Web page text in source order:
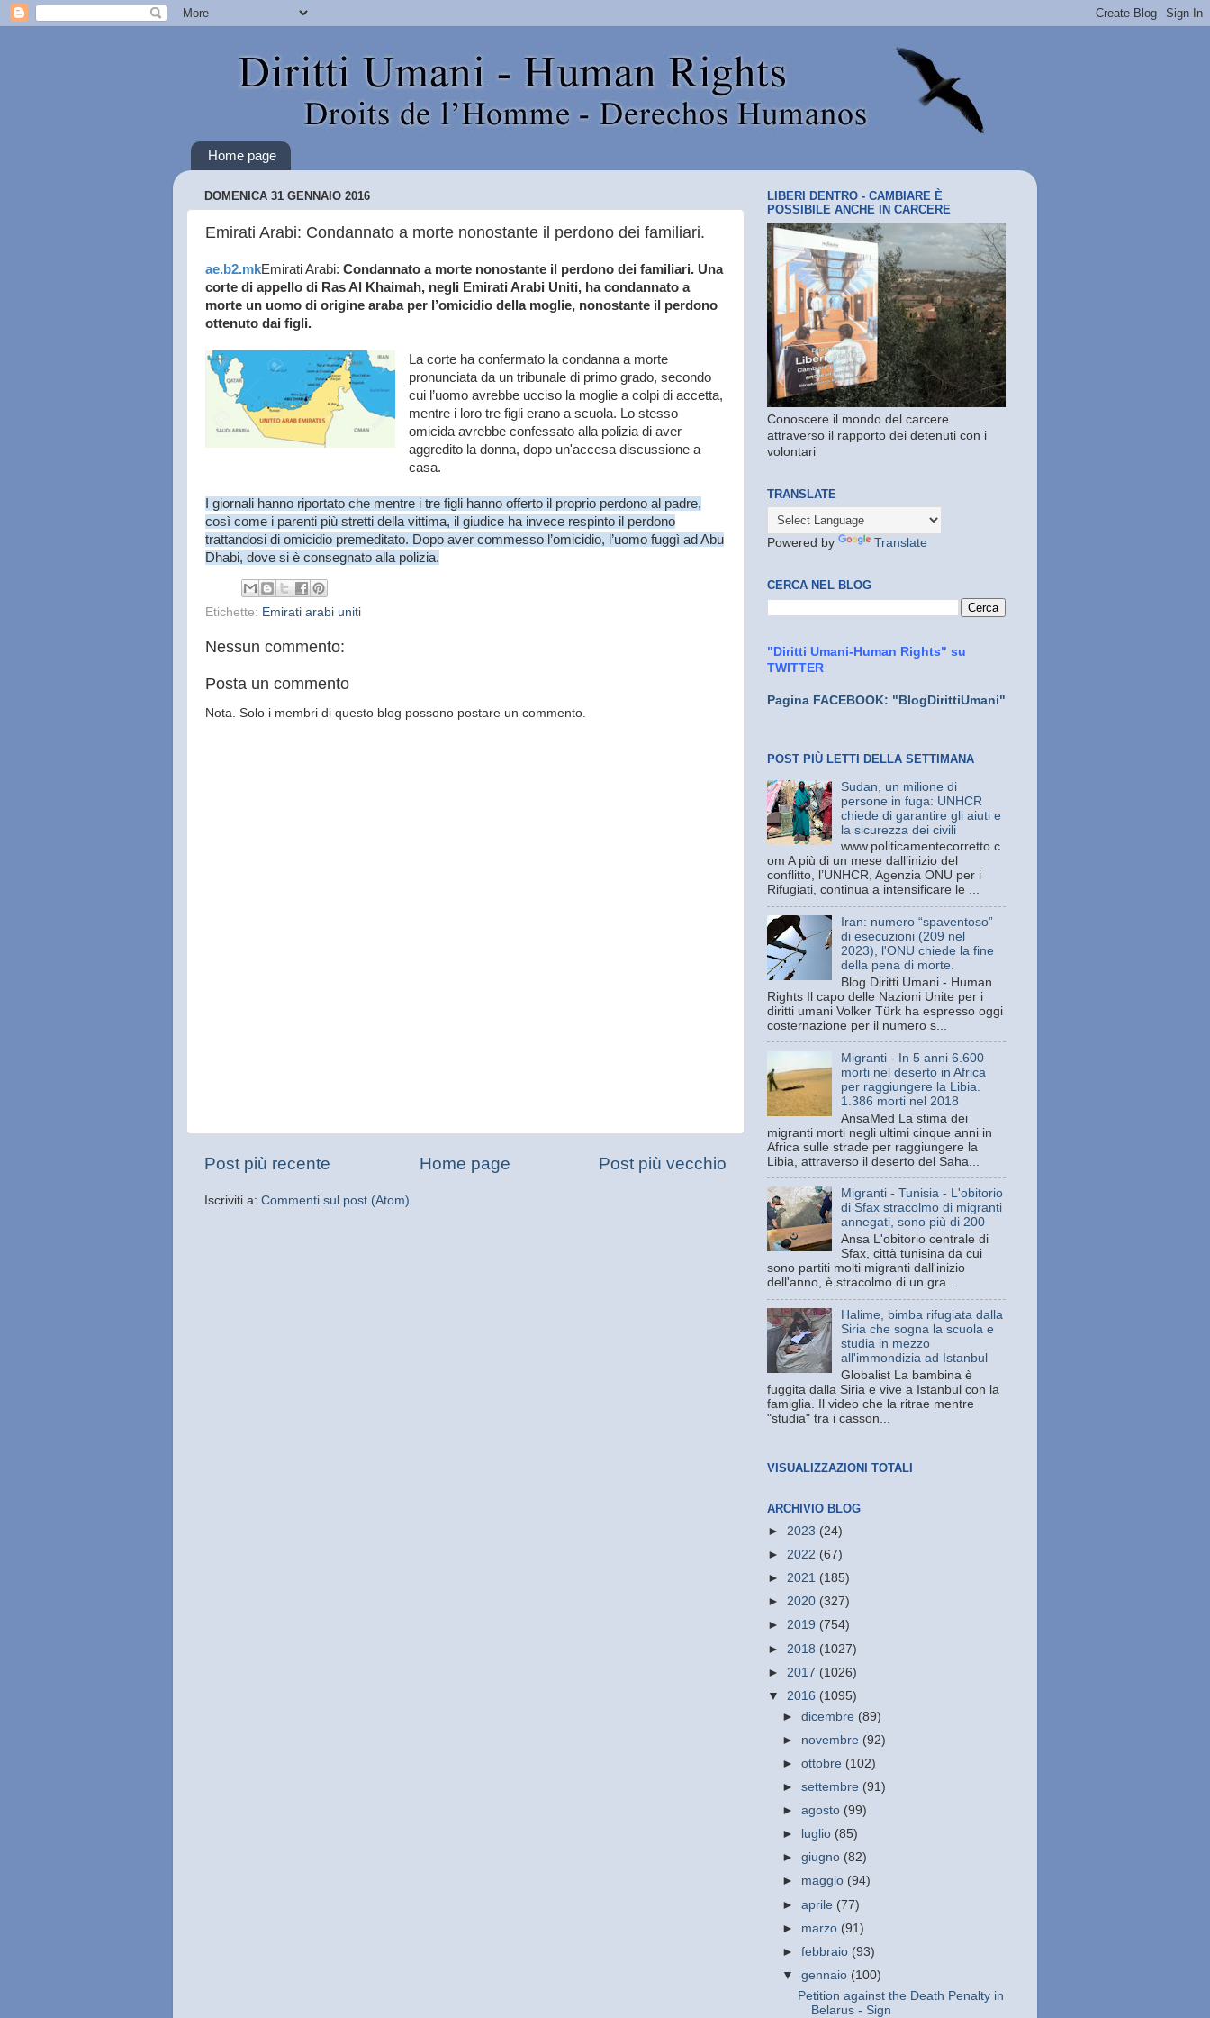
Home page
DOMENICA 31 GENNAIO 2016
Emirati Arabi: Condannato a morte nonostante il perdono dei familiari.
ae.b2.mkEmirati Arabi: Condannato a morte nonostante il perdono dei familiari. Una
corte di appello di Ras Al Khaimah, negli Emirati Arabi Uniti, ha condannato a
morte un uomo di origine araba per l’omicidio della moglie, nonostante il perdono
ottenuto dai figli.
La corte ha confermato la condanna a morte
pronunciata da un tribunale di primo grado, secondo
cui l’uomo avrebbe ucciso la moglie a colpi di accetta,
mentre i loro tre figli erano a scuola. Lo stesso
omicida avrebbe confessato alla polizia di aver
aggredito la donna, dopo un'accesa discussione a
casa.
I giornali hanno riportato che mentre i tre figli hanno offerto il proprio perdono al padre,
così come i parenti più stretti della vittima, il giudice ha invece respinto il perdono
trattandosi di omicidio premeditato. Dopo aver commesso l’omicidio, l’uomo fuggì ad Abu
Dhabi, dove si è consegnato alla polizia.
Etichette: Emirati arabi uniti
Nessun commento:
Posta un commento
Nota. Solo i membri di questo blog possono postare un commento.
Post più recente Post più vecchio
Home page
Iscriviti a: Commenti sul post (Atom)
LIBERI DENTRO - CAMBIARE È
POSSIBILE ANCHE IN CARCERE
Conoscere il mondo del carcere
attraverso il rapporto dei detenuti con i
volontari
TRANSLATE
Powered by Translate
CERCA NEL BLOG
"Diritti Umani-Human Rights" su
TWITTER
Pagina FACEBOOK: "BlogDirittiUmani"
POST PIÙ LETTI DELLA SETTIMANA
Sudan, un milione di
persone in fuga: UNHCR
chiede di garantire gli aiuti e
la sicurezza dei civili
www.politicamentecorretto.c
om A più di un mese dall’inizio del
conflitto, l’UNHCR, Agenzia ONU per i
Rifugiati, continua a intensificare le ...
Iran: numero “spaventoso”
di esecuzioni (209 nel
2023), l'ONU chiede la fine
della pena di morte.
Blog Diritti Umani - Human
Rights Il capo delle Nazioni Unite per i
diritti umani Volker Türk ha espresso oggi
costernazione per il numero s...
Migranti - In 5 anni 6.600
morti nel deserto in Africa
per raggiungere la Libia.
1.386 morti nel 2018
AnsaMed La stima dei
migranti morti negli ultimi cinque anni in
Africa sulle strade per raggiungere la
Libia, attraverso il deserto del Saha...
Migranti - Tunisia - L'obitorio
di Sfax stracolmo di migranti
annegati, sono più di 200
Ansa L'obitorio centrale di
Sfax, città tunisina da cui
sono partiti molti migranti dall'inizio
dell'anno, è stracolmo di un gra...
Halime, bimba rifugiata dalla
Siria che sogna la scuola e
studia in mezzo
all'immondizia ad Istanbul
Globalist La bambina è
fuggita dalla Siria e vive a Istanbul con la
famiglia. Il video che la ritrae mentre
"studia" tra i casson...
VISUALIZZAZIONI TOTALI
ARCHIVIO BLOG
► 2023 (24)
► 2022 (67)
► 2021 (185)
► 2020 (327)
► 2019 (754)
► 2018 (1027)
► 2017 (1026)
▼ 2016 (1095)
►dicembre (89)
► novembre (92)
►ottobre (102)
►settembre (91)
►agosto (99)
►
luglio (85)
►giugno (82)
► maggio (94)
►aprile (77)
► marzo (91)
►febbraio (93)
▼gennaio (100)
Petition against the Death Penalty in
Belarus - Sign